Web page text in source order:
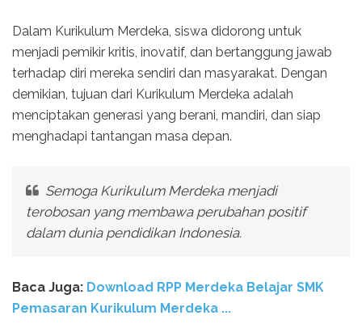
Dalam Kurikulum Merdeka, siswa didorong untuk
menjadi pemikir kritis, inovatif, dan bertanggung jawab
terhadap diri mereka sendiri dan masyarakat. Dengan
demikian, tujuan dari Kurikulum Merdeka adalah
menciptakan generasi yang berani, mandiri, dan siap
menghadapi tantangan masa depan.
Semoga Kurikulum Merdeka menjadi
terobosan yang membawa perubahan positif
dalam dunia pendidikan Indonesia.
Baca Juga: Download RPP Merdeka Belajar SMK
Pemasaran Kurikulum Merdeka ...